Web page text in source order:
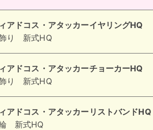
アドコス・アタッカーイヤリングHQ
り
新式HQ
アドコス・アタッカーチョーカーHQ
り
新式HQ
アドコス・アタッカーリストバンドHQ
新式HQ